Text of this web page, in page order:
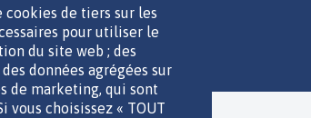
DE COMMUNICATION
cookies de tiers sur les
pour utiliser le
du site web ; des
données agrégées sur
de marketing, qui sont
vous choisissez « TOUT